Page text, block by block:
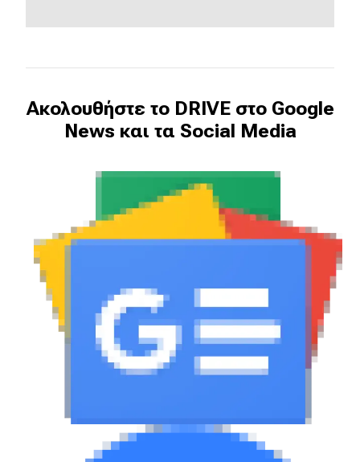
Ακολουθήστε το DRIVE στο Google
News και τα Social Media